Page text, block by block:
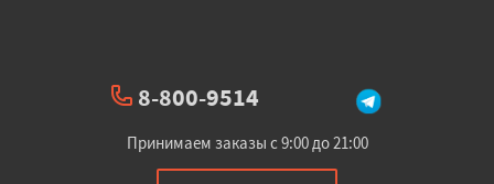
8-800-9514
Принимаем заказы с 9:00 до 21:00